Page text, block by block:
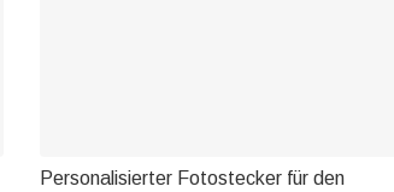
Personalisierter Fotostecker für den